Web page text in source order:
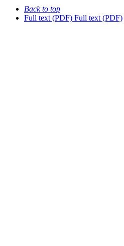
Back to top
Full text (PDF) Full text (PDF)